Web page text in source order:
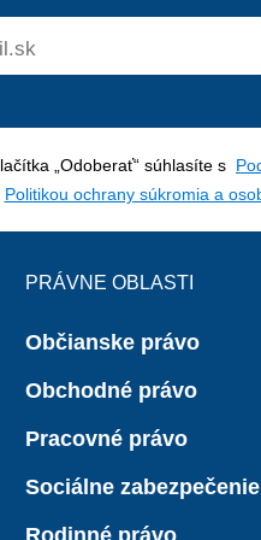
„Odoberať“ súhlasíte s
Politikou ochrany súkromia a
PRÁVNE OBLASTI
Občianske právo
Obchodné právo
Pracovné právo
Sociálne zabezpečenie